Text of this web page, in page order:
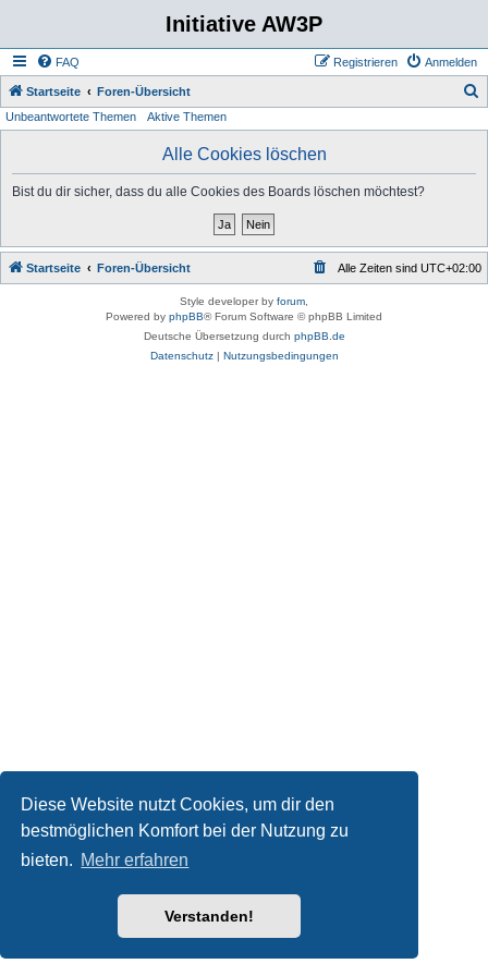
Diese Website nutzt Cookies, um dir den
bestmöglichen Komfort bei der Nutzung zu
bieten. Mehr erfahren
Verstanden!
Initiative AW3P
FAQ Anmelden
Registrieren
Startseite Foren-Übersicht
Unbeantwortete Themen Aktive Themen
Alle Cookies löschen
Bist du dir sicher, dass du alle Cookies des Boards löschen möchtest?
Startseite Foren-Übersicht Alle Zeiten sind UTC+02:00
Style developer by forum
Powered by phpBB® Forum Software © phpBB Limited
Deutsche Übersetzung durch phpBB.de
Datenschutz| Nutzungsbedingungen